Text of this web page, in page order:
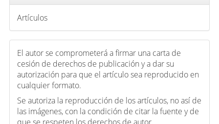
Artículos
El autor se comprometerá a firmar una carta de
cesión de derechos de publicación y a dar su
autorización para que el artículo sea reproducido en
cualquier formato.
Se autoriza la reproducción de los artículos, no así de
las imágenes, con la condición de citar la fuente y de
que se respeten los derechos de autor.